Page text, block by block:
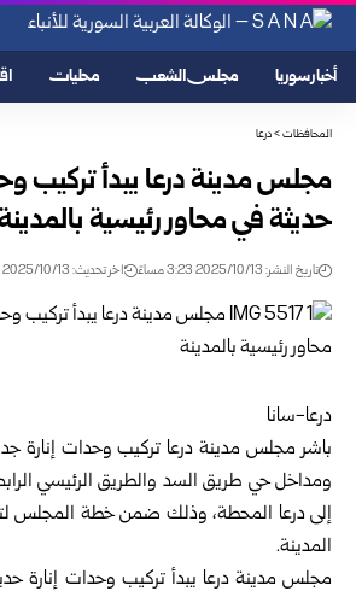
أخبار سوريا مجلس الشعب محليات
المحافظات>درعا
مجلس مدينة درعا يبدأ تركيب
حديثة في محاور رئيسية
تاريخ النشر: 2025/10/13 3:23 مساءً اخر تحديث: 2025/10/13 3:23 مساءً
درعا-سانا
باشر مجلس مدينة درعا تركيب وحدات إنارة
ومداخل حي طريق السد والطريق الرئيسي
إلى درعا المحطة، وذلك ضمن خطة المجلس
المدينة.